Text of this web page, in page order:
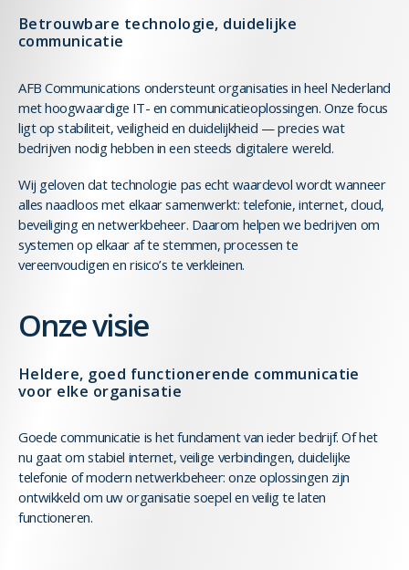
Betrouwbare technologie, duidelijke
communicatie
AFB Communications ondersteunt organisaties in heel Nederland
met hoogwaardige IT- en communicatieoplossingen. Onze focus
ligt op stabiliteit, veiligheid en duidelijkheid — precies wat
bedrijven nodig hebben in een steeds digitalere wereld.
Wij geloven dat technologie pas echt waardevol wordt wanneer
alles naadloos met elkaar samenwerkt: telefonie, internet, cloud,
beveiliging en netwerkbeheer. Daarom helpen we bedrijven om
systemen op elkaar af te stemmen, processen te
vereenvoudigen en risico’s te verkleinen.
Onze visie
Heldere, goed functionerende communicatie
voor elke organisatie
Goede communicatie is het fundament van ieder bedrijf. Of het
nu gaat om stabiel internet, veilige verbindingen, duidelijke
telefonie of modern netwerkbeheer: onze oplossingen zijn
ontwikkeld om uw organisatie soepel en veilig te laten
functioneren.